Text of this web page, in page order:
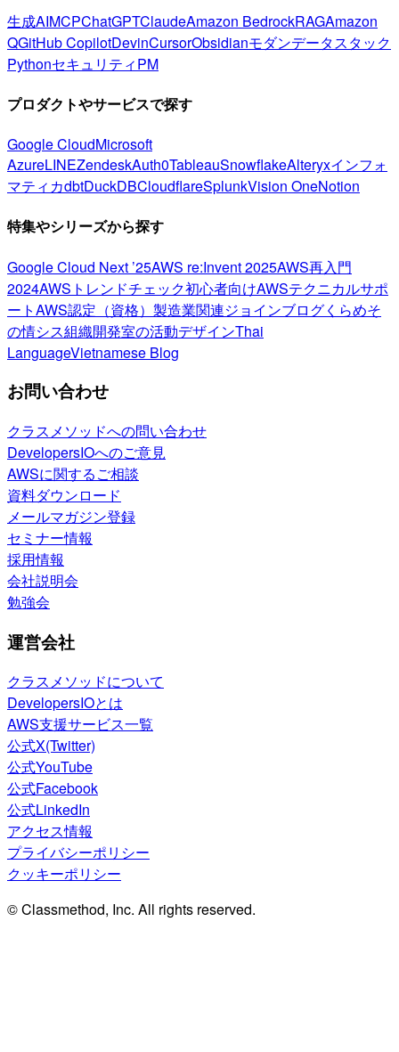
生成AIMCPChatGPTClaudeAmazon BedrockRAGAmazon
QGitHub CopilotDevinCursorObsidianモダンデータスタック
PythonセキュリティPM
プロダクトやサービスで探す
Google CloudMicrosoft
AzureLINEZendeskAuth0TableauSnowflakeAlteryxインフォ
マティカdbtDuckDBCloudflareSplunkVision OneNotion
特集やシリーズから探す
Google Cloud Next ’25AWS re:Invent 2025AWS再入門
2024AWSトレンドチェック初心者向けAWSテクニカルサポ
ートAWS認定（資格） 製造業関連ジョインブログくらめそ
の情シス組織開発室の活動デザインThai
LanguageVietnamese Blog
お問い合わせ
クラスメソッドへの問い合わせ
DevelopersIOへのご意見
AWSに関するご相談
資料ダウンロード
メールマガジン登録
セミナー情報
採用情報
会社説明会
勉強会
運営会社
クラスメソッドについて
DevelopersIOとは
AWS支援サービス一覧
公式X(Twitter)
公式YouTube
公式Facebook
公式LinkedIn
アクセス情報
プライバシーポリシー
クッキーポリシー
© Classmethod, Inc. All rights reserved.